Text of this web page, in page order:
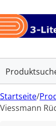
Startseite/
Viessmann